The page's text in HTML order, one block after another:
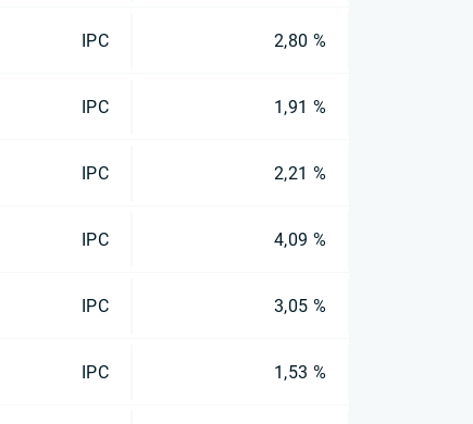
IPC 2,80 %
IPC 1,91 %
IPC 2,21 %
IPC 4,09 %
IPC 3,05 %
IPC 1,53 %